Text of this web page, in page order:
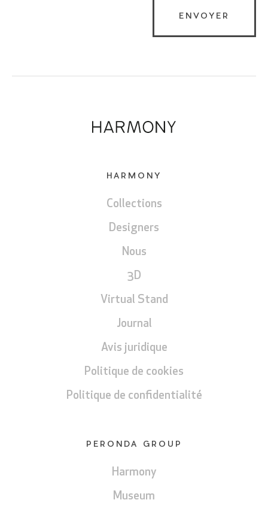
HARMONY
Collections
Designers
Nous
3D
Virtual Stand
Journal
Avis juridique
Politique de cookies
Politique de confidentialité
PERONDA GROUP
Harmony
Museum